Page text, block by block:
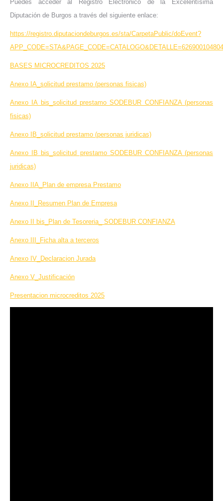
Puedes acceder al Registro Electrónico de la Excelentísima
Diputación de Burgos a través del siguiente enlace:
https://registro.diputaciondeburgos.es/sta/CarpetaPublic/doEvent?
BASES MICROCREDITOS 2025
Anexo IA_solicitud prestamo (personas fisicas)
Anexo IA bis_solicitud prestamo SODEBUR CONFIANZA (personas
fisicas)
Anexo IB_solicitud prestamo (personas juridicas)
Anexo IB bis_solicitud prestamo SODEBUR CONFIANZA (personas
juridicas)
Anexo IIA_Plan de empresa Prestamo
Anexo II_Resumen Plan de Empresa
Anexo II bis_Plan de Tesoreria_ SODEBUR CONFIANZA
Anexo III_Ficha alta a terceros
Anexo IV_Declaracion Jurada
Anexo V_Justificación
Presentacion microcreditos 2025